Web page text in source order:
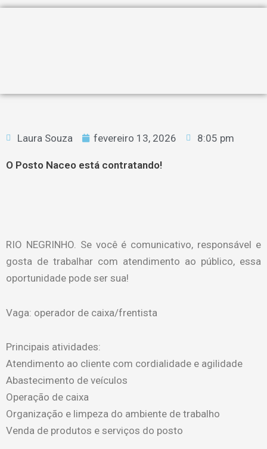
Laura Souza fevereiro 13, 2026 8:05 pm
O Posto Naceo está contratando!
RIO NEGRINHO. Se você é comunicativo, responsável e
gosta de trabalhar com atendimento ao público, essa
oportunidade pode ser sua!
Vaga: operador de caixa/frentista
Principais atividades:
Atendimento ao cliente com cordialidade e agilidade
Abastecimento de veículos
Operação de caixa
Organização e limpeza do ambiente de trabalho
Venda de produtos e serviços do posto